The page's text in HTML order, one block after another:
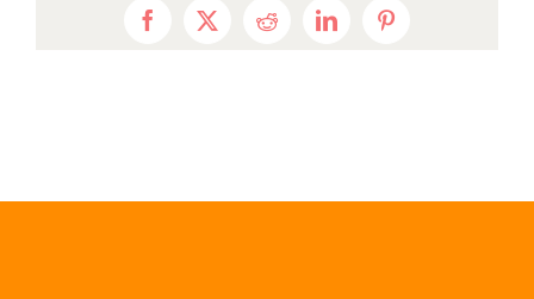
Facebook
X RedditLinkedInPinterest